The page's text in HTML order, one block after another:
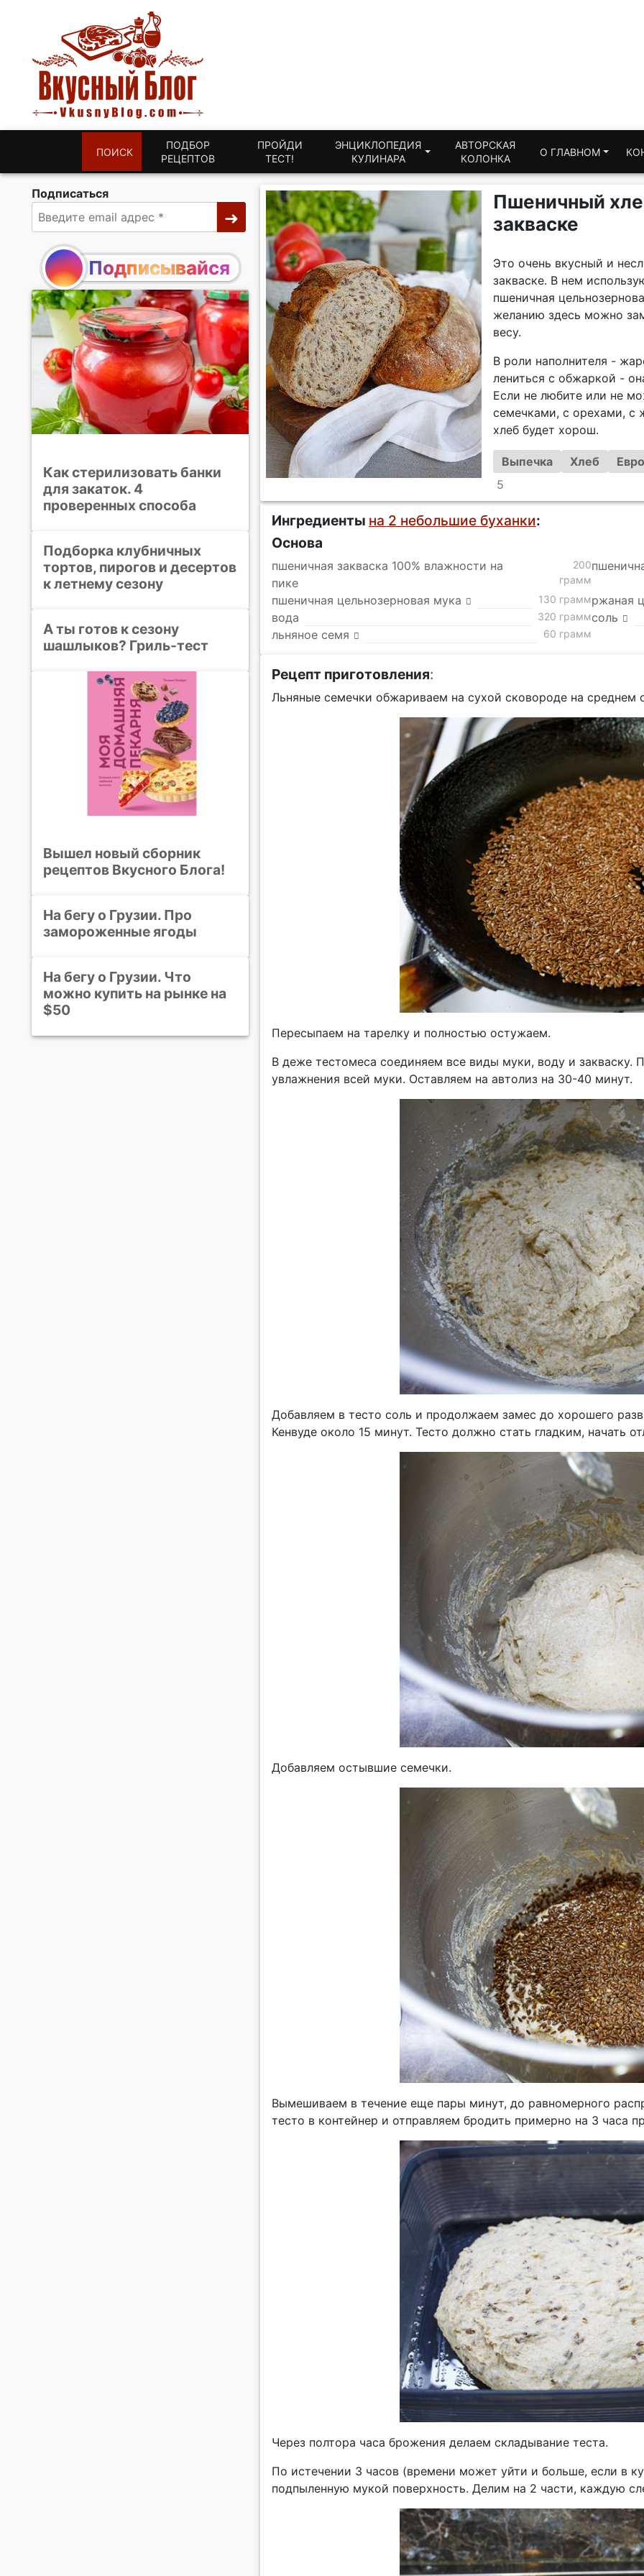
ПОИСК
ПОДБОР
РЕЦЕПТОВ
ПРОЙДИ
ТЕСТ!
ЭНЦИКЛОПЕДИЯ
КУЛИНАРА
АВТОРСКАЯ
КОЛОНКА
О ГЛАВНОМ
Пшеничный
закваске
Это очень вкусный и
закваске. В нем
пшеничная
желанию здесь можно
весу.
В роли наполнителя -
лениться с обжаркой -
Если не любите или не
семечками, с орехами, с
хлеб будет хорош.
Выпечка Хлеб
5
Ингредиенты на 2 небольшие буханки:
Основа
пшеничная закваска 100% влажности на
пике
200
грамм
пшеничная цельнозерновая мука 130 граммржаная
вода
320 граммсоль
льняное семя
60 грамм
Рецепт приготовления:
Льняные семечки обжариваем на сухой сковороде на среднем
Пересыпаем на тарелку и полностью остужаем.
В деже тестомеса соединяем все виды муки, воду и закваску.
увлажнения всей муки. Оставляем на автолиз на 30-40 минут.
Добавляем в тесто соль и продолжаем замес до хорошего
Кенвуде около 15 минут. Тесто должно стать гладким, начать
Добавляем остывшие семечки.
Вымешиваем в течение еще пары минут, до равномерного
тесто в контейнер и отправляем бродить примерно на 3 часа
Через полтора часа брожения делаем складывание теста.
По истечении 3 часов (времени может уйти и больше, если в
подпыленную мукой поверхность. Делим на 2 части, каждую
Подписаться
Подписывайся
Как стерилизовать банки
для закаток. 4
проверенных способа
Подборка клубничных
тортов, пирогов и десертов
к летнему сезону
А ты готов к сезону
шашлыков? Гриль-тест
Вышел новый сборник
рецептов Вкусного Блога!
На бегу о Грузии. Про
замороженные ягоды
На бегу о Грузии. Что
можно купить на рынке на
$50